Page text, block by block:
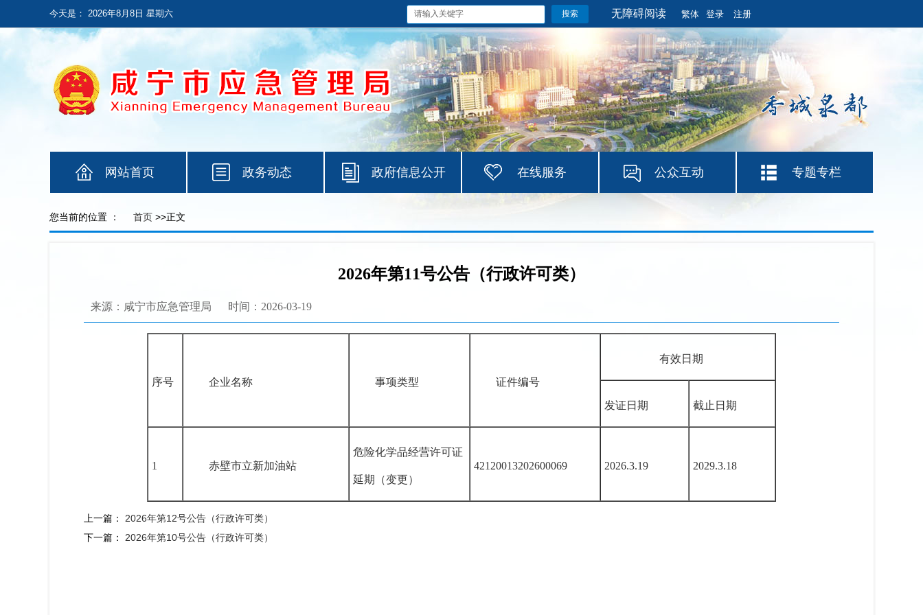
今天是： 2026年8月8日 星期六 无障碍阅读 繁体 登录 注册
网站首页 政务动态 政府信息公开 在线服务 公众互动 专题专栏
您当前的位置 ： 首页 >>正文
2026年第11号公告（行政许可类）
来源：咸宁市应急管理局 时间：2026-03-19
序号 企业名称 事项类型 证件编号
有效日期
发证日期 截止日期
1 赤壁市立新加油站
危险化学品经营许可证
延期（变更）
42120013202600069 2026.3.19 2029.3.18
上一篇： 2026年第12号公告（行政许可类）
下一篇： 2026年第10号公告（行政许可类）